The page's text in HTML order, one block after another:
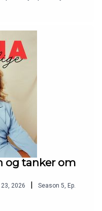
og særdeles
eller?
og tanker om
2026 Season 5, Ep.